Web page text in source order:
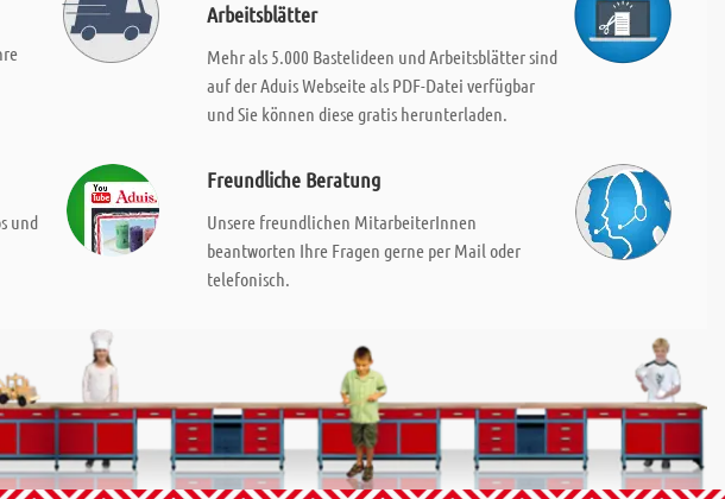
Arbeitsblätter
Mehr als 5.000 Bastelideen und Arbeitsblätter sind
auf der Aduis Webseite als PDF-Datei verfügbar
und Sie können diese gratis herunterladen.
und
Freundliche Beratung
Unsere freundlichen MitarbeiterInnen
beantworten Ihre Fragen gerne per Mail oder
telefonisch.